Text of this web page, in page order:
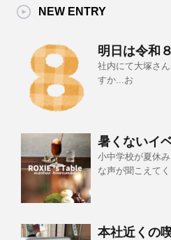
NEW ENTRY
明日は令和
社内にて大塚さ
すか...お
暑くないイ
小中学校が夏休
な声が聞こえて
本社近くの